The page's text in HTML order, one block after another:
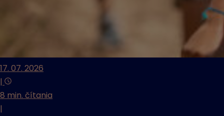
17. 07. 2026
|
8 min. čítania
|